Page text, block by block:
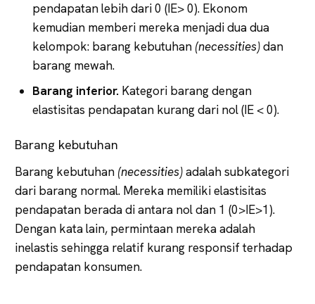
pendapatan lebih dari 0 (IE> 0). Ekonom
kemudian memberi mereka menjadi dua dua
kelompok: barang kebutuhan (necessities)dan
barang mewah.
Barang inferior. Kategori barang dengan
elastisitas pendapatan kurang dari nol (IE < 0).
Barang kebutuhan
Barang kebutuhan (necessities)adalah subkategori
dari barang normal. Mereka memiliki elastisitas
pendapatan berada di antara nol dan 1 (0>IE>1).
Dengan kata lain, permintaan mereka adalah
inelastis sehingga relatif kurang responsif terhadap
pendapatan konsumen.